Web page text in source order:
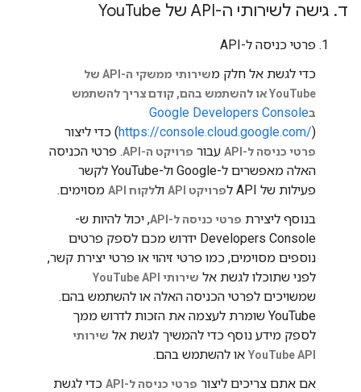
ד. גישה לשירותי ה-API של You Tube
פרטי כניסה ל-API
כדי לגשת אל חלק מ
שירותי ממשקי ה-API של
YouTube או להשתמש בהם, קודם צריך להשתמש
בGoogle Developers Console
(https://console.cloud.google.com/) כדי ליצור
פרטי כניסה ל-API עבור פרויקט ה-API
. פרטי הכניסה
האלה מאפשרים ל-Google ול-YouTube לקשר
פעילות של API ל
פרויקט API וללקוח API
מסוימים.
בנוסף ליצירת פרטי כניסה ל-API
, יכול להיות ש-
Developers Console ידרוש מכם לספק פרטים
נוספים מסוימים, כמו פרטי זיהוי או פרטי יצירת קשר,
לפני שתוכלו לגשת אל שירותי YouTube API
שמשויכים לפרטי הכניסה האלה או להשתמש בהם.
‫YouTube שומרת לעצמה את הזכות לדרוש ממך
לספק מידע נוסף כדי להמשיך לגשת אל שירותי
YouTube API או להשתמש בהם.
אם אתם צריכים ליצור פרטי כניסה ל-API
כדי לגשת